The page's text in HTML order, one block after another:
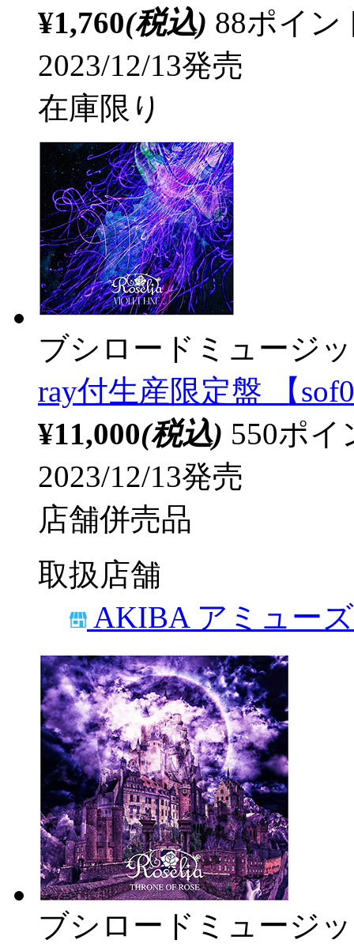
¥1,760(税込) 88ポイ
2023/12/13発売
在庫限り
ブシロードミュージ
ray付生産限定盤 【
¥11,000(税込) 550ポ
2023/12/13発売
店舗併売品
取扱店舗
AKIBA アミュー
ブシロードミュージ